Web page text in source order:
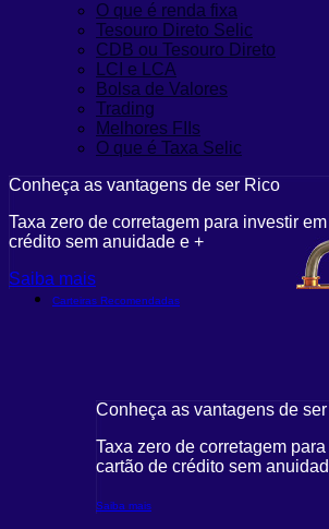
O que é renda fixa
Tesouro Direto Selic
CDB ou Tesouro Direto
LCI e LCA
Bolsa de Valores
Trading
Melhores FIIs
O que é Taxa Selic
Conheça as vantagens de ser Rico
Taxa zero de corretagem para investir
crédito sem anuidade e +
Saiba mais
Carteiras Recomendadas
Conheça as vantagens de
Taxa zero de corretagem
cartão de crédito sem
Saiba mais